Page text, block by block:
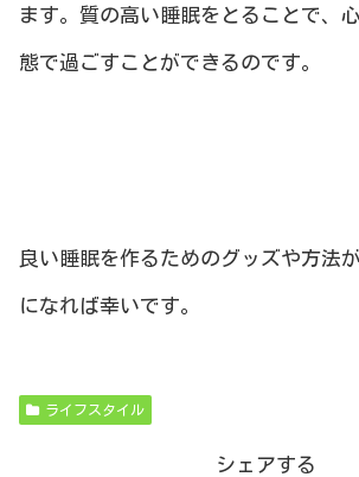
ます。質の高い睡眠をとることで、
態で過ごすことができるのです。
良い睡眠を作るためのグッズや方法
になれば幸いです。
ライフスタイル
シェアする